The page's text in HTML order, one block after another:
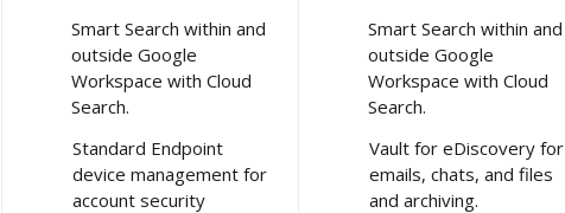
Smart Search within and
outside Google
Workspace with Cloud
Search.
Standard Endpoint
device management for
account security
Smart Search within and
outside Google
Workspace with Cloud
Search.
Vault for eDiscovery for
emails, chats, and files
and archiving.